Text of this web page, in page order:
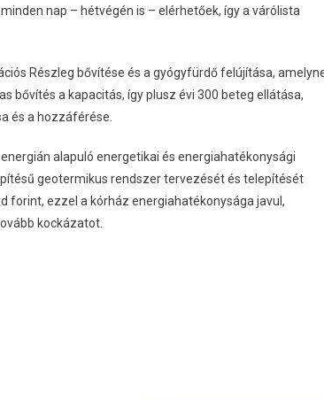
nap – hétvégén is – elérhetőek, így a várólista
Részleg bővítése és a gyógyfürdő felújítása,
bővítés a kapacitás, így plusz évi 300 beteg ellátása,
és a hozzáférése.
alapuló energetikai és energiahatékonysági
geotermikus rendszer tervezését és telepítését
forint, ezzel a kórház energiahatékonysága javul,
kockázatot.